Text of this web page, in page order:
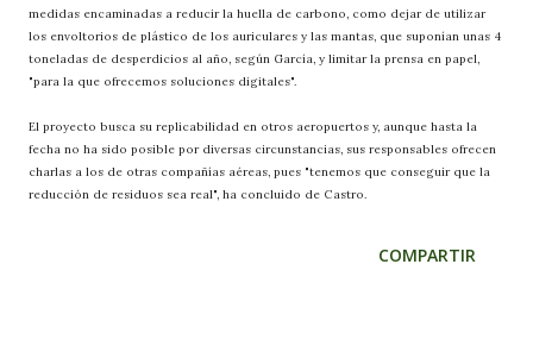
medidas encaminadas a reducir la huella de carbono, como dejar de utilizar
los envoltorios de plástico de los auriculares y las mantas, que suponían unas 4
toneladas de desperdicios al año, según García, y limitar la prensa en papel,
"para la que ofrecemos soluciones digitales".
El proyecto busca su replicabilidad en otros aeropuertos y, aunque hasta la
fecha no ha sido posible por diversas circunstancias, sus responsables ofrecen
charlas a los de otras compañías aéreas, pues "tenemos que conseguir que la
reducción de residuos sea real", ha concluido de Castro.
COMPARTIR